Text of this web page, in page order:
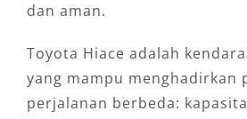
dan aman.
Toyota Hiace adalah
yang mampu menghadirkan
perjalanan berbeda: